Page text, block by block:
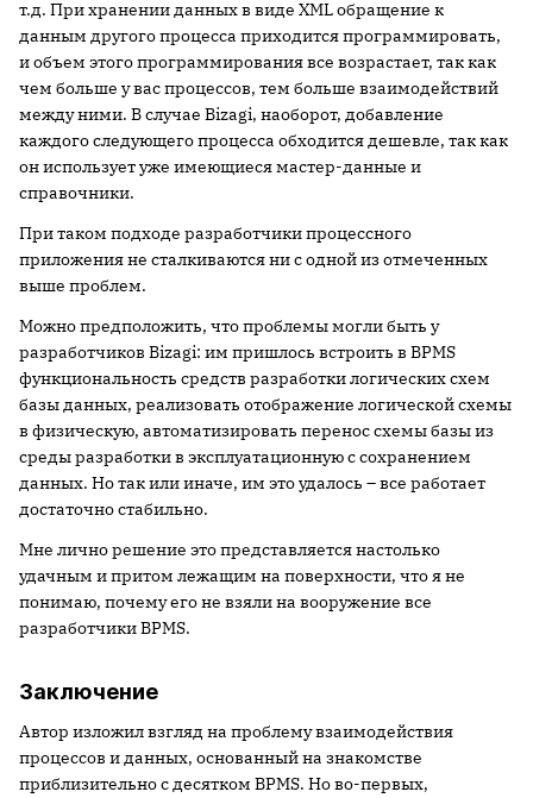
т.д. При хранении данных в виде XML обращение к
данным другого процесса приходится программировать,
и объем этого программирования все возрастает, так как
чем больше у вас процессов, тем больше взаимодействий
между ними. В случае Bizagi, наоборот, добавление
каждого следующего процесса обходится дешевле, так как
он использует уже имеющиеся мастер-данные и
справочники.
При таком подходе разработчики процессного
приложения не сталкиваются ни с одной из отмеченных
выше проблем.
Можно предположить, что проблемы могли быть у
разработчиков Bizagi: им пришлось встроить в BPMS
функциональность средств разработки логических схем
базы данных, реализовать отображение логической схемы
в физическую, автоматизировать перенос схемы базы из
среды разработки в эксплуатационную с сохранением
данных. Но так или иначе, им это удалось – все работает
достаточно стабильно.
Мне лично решение это представляется настолько
удачным и притом лежащим на поверхности, что я не
понимаю, почему его не взяли на вооружение все
разработчики BPMS.
Заключение
Автор изложил взгляд на проблему взаимодействия
процессов и данных, основанный на знакомстве
приблизительно с десятком BPMS. Но во-первых,